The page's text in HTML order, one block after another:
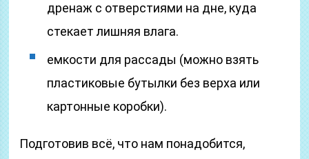
дренаж с отверстиями на дне, куда
стекает лишняя влага.
емкости для рассады (можно взять
пластиковые бутылки без верха или
картонные коробки).
Подготовив всё, что нам понадобится,